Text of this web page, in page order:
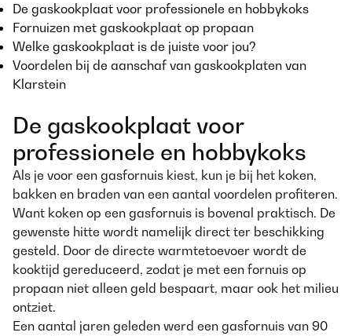
De gaskookplaat voor professionele en hobbykoks
Fornuizen met gaskookplaat op propaan
Welke gaskookplaat is de juiste voor jou?
Voordelen bij de aanschaf van gaskookplaten van
Klarstein
De gaskookplaat voor
professionele en hobbykoks
Als je voor een gasfornuis kiest, kun je bij het koken,
bakken en braden van een aantal voordelen profiteren.
Want koken op een gasfornuis is bovenal praktisch. De
gewenste hitte wordt namelijk direct ter beschikking
gesteld. Door de directe warmtetoevoer wordt de
kooktijd gereduceerd, zodat je met een fornuis op
propaan niet alleen geld bespaart, maar ook het milieu
ontziet.
Een aantal jaren geleden werd een gasfornuis van 90